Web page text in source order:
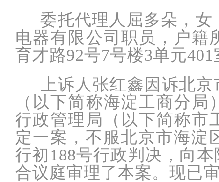
委托代理人屈多朵，女
电器有限公司职员，户籍
育才路92号7号楼3单元401
上诉人张红鑫因诉北京
（以下简称海淀工商分
行政管理局（以下简称市
定一案，不服北京市海淀
行初188号行政判决，向
合议庭审理了本案。现已